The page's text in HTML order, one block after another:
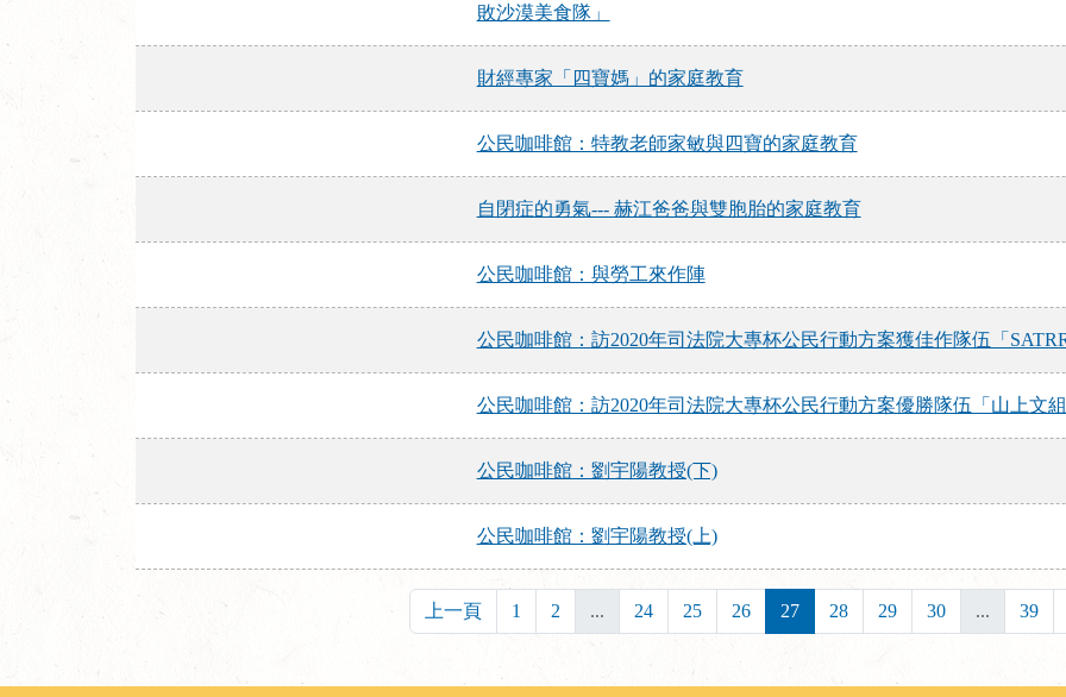
敗沙漠美食隊」
財經專家「四寶媽」的家庭教育
公民咖啡館：特教老師家敏與四寶的家庭教育
自閉症的勇氣--- 赫江爸爸與雙胞胎的家庭教育
公民咖啡館：與勞工來作陣
公民咖啡館：訪2020年司法院大專杯公民行動方案獲佳作隊伍「
公民咖啡館：訪2020年司法院大專杯公民行動方案優勝隊伍「山上文
公民咖啡館：劉宇陽教授(下)
公民咖啡館：劉宇陽教授(上)
上一頁 1 2 ... 24 25 26 27 28 29 30 ... 39